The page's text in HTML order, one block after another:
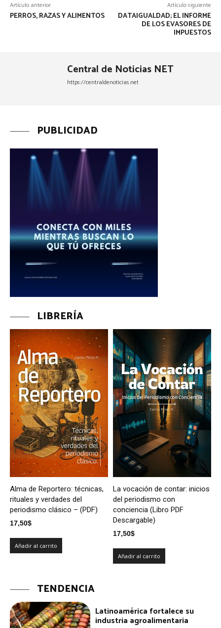
Artículo anterior
PERROS, RAZAS Y ALIMENTOS
Artículo siguiente
DATAIGUALDAD; EL INFORME
DE LOS EVASORES DE
IMPUESTOS
Central de Noticias NET
https://centraldenoticias.net
PUBLICIDAD
LIBRERÍA
Alma de Reportero: técnicas,
rituales y verdades del
periodismo clásico – (PDF)
17,50$
Añadir al carrito
La vocación de contar: inicios
del periodismo con
conciencia (Libro PDF
Descargable)
17,50$
Añadir al carrito
TENDENCIA
Latinoamérica fortalece su
industria agroalimentaria